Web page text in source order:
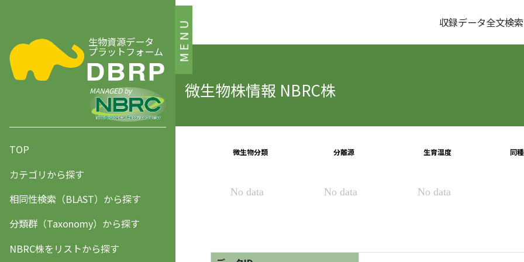
MENU
生物資源データ
プラットフォーム
MANAGED by
TOP
カテゴリから探す
相同性検索（BLAST）から探す
分類群（Taxonomy）から探す
NBRC株をリストから探す
収録データ全文検索
微生物株情報 NBRC株